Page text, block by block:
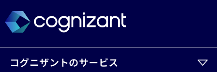
コグニザントのサービス